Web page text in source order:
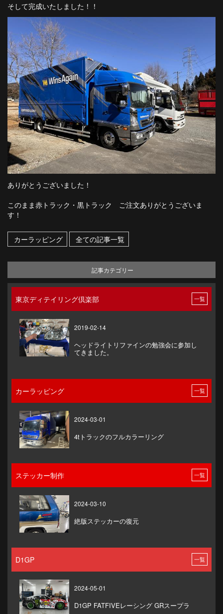
そして完成いたしました！！
ありがとうございました！
このまま赤トラック・黒トラック ご注文ありがとうございま
す！
カーラッピング 全ての記事一覧
記事カテゴリー
東京ディテイリング倶楽部 一覧
2019-02-14
ヘッドライトリファインの勉強会に参加し
てきました。
カーラッピング 一覧
2024-03-01
4tトラックのフルカラーリング
ステッカー制作 一覧
2024-03-10
絶版ステッカーの復元
D1GP 一覧
2024-05-01
D1GP FATFIVEレーシング GRスープラ